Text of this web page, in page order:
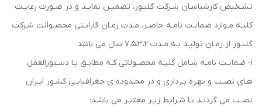
تشـخیص کارشناسـان شـرکت گلنـور، تضمیـن نمایـد و در صـورت رعایـت
کلیـه مـوارد ضمانـت نامـه حاضـر، مـدت زمـان گارانـتی محصـوالت شـرکت
گلنـور از زمـان تولیـد بـه مـدت ۷،۵،۳،۲ سال می باشد
1- ضمانـت نامـه شـامل کلیـه محصـولاتی کـه مطابـق بـا دسـتورالعمل
هـای نصـب و بهـره بـرداری و در محـدوده ی جغرافیایـی کشـور ایـران
نصـب می گردنـد بـا شـرایط زیـر معتبـر می باشـد: